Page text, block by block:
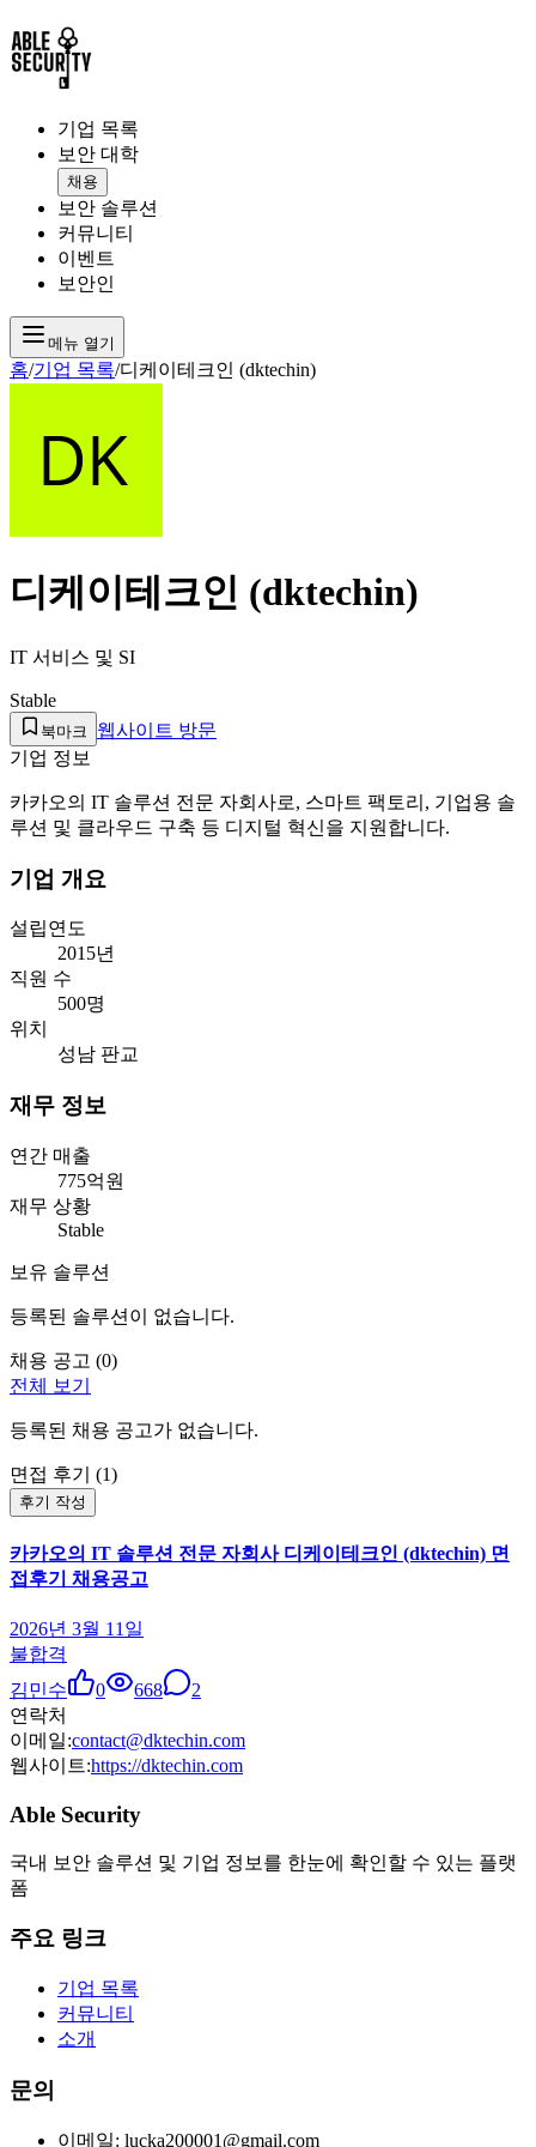
기업 목록
보안 대학
채용
보안 솔루션
커뮤니티
이벤트
보안인
메뉴 열기
홈/기업 목록/디케이테크인 (dktechin)
디케이테크인 (dktechin)
IT 서비스 및 SI
Stable
북마크
웹사이트 방문
기업 정보
카카오의 IT 솔루션 전문 자회사로, 스마트 팩토리, 기업용 솔
루션 및 클라우드 구축 등 디지털 혁신을 지원합니다.
기업 개요
설립연도
2015년
직원 수
500명
위치
성남 판교
재무 정보
연간 매출
775억원
재무 상황
Stable
보유 솔루션
등록된 솔루션이 없습니다.
채용 공고 (0)
전체 보기
등록된 채용 공고가 없습니다.
면접 후기 (1)
후기 작성
카카오의 IT 솔루션 전문 자회사 디케이테크인 (dktechin) 면
접후기 채용공고
2026년 3월 11일
불합격
김민수
0 668
2
연락처
이메일:contact@dktechin.com
웹사이트:https://dktechin.com
Able Security
국내 보안 솔루션 및 기업 정보를 한눈에 확인할 수 있는 플랫
폼
주요 링크
기업 목록
커뮤니티
소개
문의
이메일: lucka200001@gmail.com